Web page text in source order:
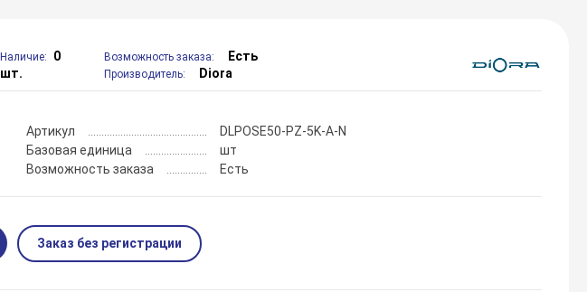
Наличие:
0
шт.
Возможность заказа: Есть
Производитель: Diora
Артикул
DLPOSE50-PZ-5K-A-N
Базовая единица
шт
Возможность заказа
Есть
Заказ без регистрации